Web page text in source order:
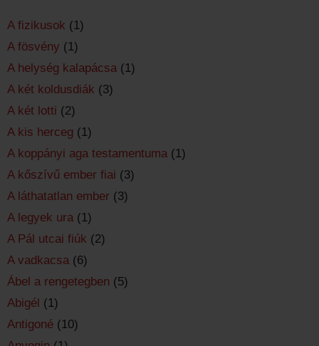
A fizikusok (1)
A fösvény (1)
A helység kalapácsa (1)
A két koldusdiák (3)
A két lotti (2)
A kis herceg (1)
A koppányi aga testamentuma (1)
A kőszívű ember fiai (3)
A láthatatlan ember (3)
A legyek ura (1)
A Pál utcai fiúk (2)
A vadkacsa (6)
Ábel a rengetegben (5)
Abigél (1)
Antigoné (10)